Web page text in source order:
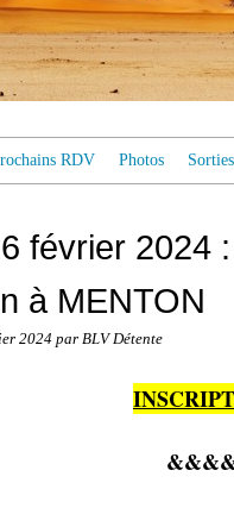
RDV Photos Sorties
février 2024
à MENTON
2024 par BLV Détente